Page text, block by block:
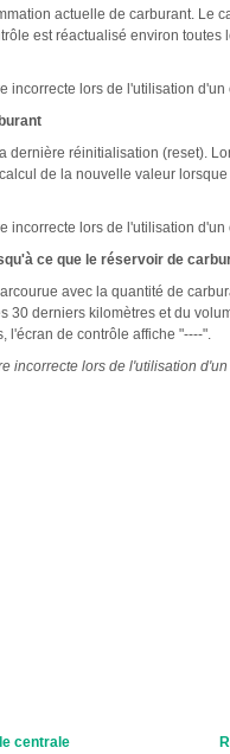
actuelle de carburant. Le
est réactualisé environ
incorrecte lors de l'utilisation
dernière réinitialisation (reset).
de la nouvelle valeur
incorrecte lors de l'utilisation
ce que le réservoir de
avec la quantité de
30 derniers kilomètres et du
l'écran de contrôle affiche "----".
incorrecte lors de l'utilisation
centrale